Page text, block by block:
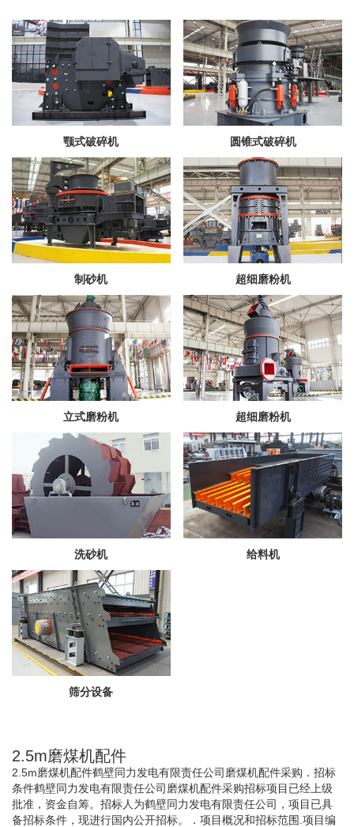
颚式破碎机 圆锥式破碎机
制砂机 超细磨粉机
立式磨粉机 超细磨粉机
洗砂机 给料机
筛分设备
2.5m磨煤机配件
2.5m磨煤机配件鹤壁同力发电有限责任公司磨煤机配件采购．招标
条件鹤壁同力发电有限责任公司磨煤机配件采购招标项目已经上级
批准，资金自筹。招标人为鹤壁同力发电有限责任公司，项目已具
备招标条件，现进行国内公开招标。．项目概况和招标范围.项目编